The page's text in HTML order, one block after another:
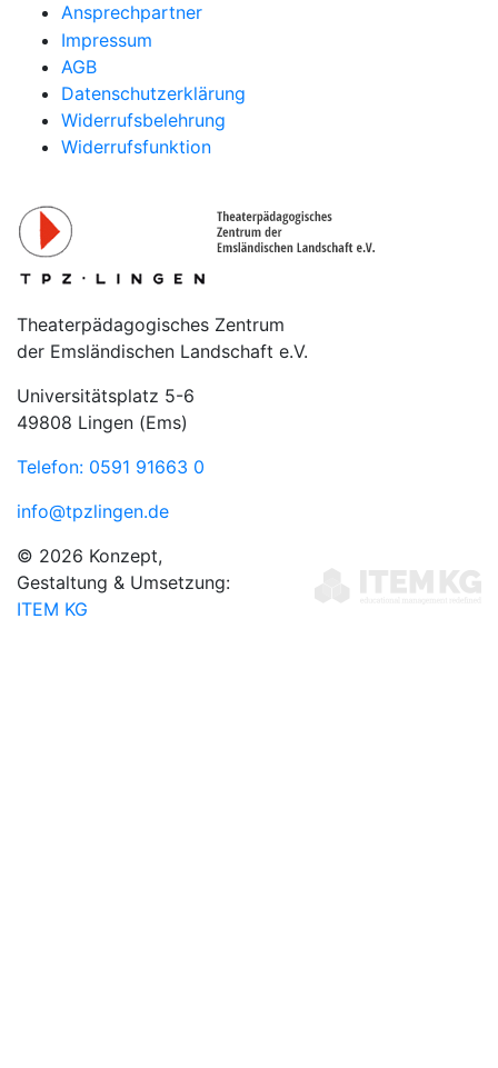
Ansprechpartner
Impressum
AGB
Datenschutzerklärung
Widerrufsbelehrung
Widerrufsfunktion
Theaterpädagogisches Zentrum
der Emsländischen Landschaft e.V.
Universitätsplatz 5-6
49808 Lingen (Ems)
Telefon: 0591 91663 0
info@tpzlingen.de
© 2026 Konzept,
Gestaltung & Umsetzung:
ITEM KG